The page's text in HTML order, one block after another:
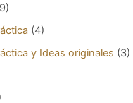
(4)
y Ideas originales (3)